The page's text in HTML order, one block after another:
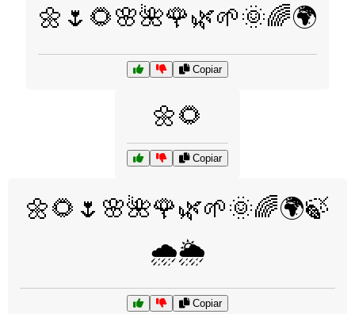
🌼🌷🌻🌸🌺🌹🌿🌱🌞🌈🌍
Copiar
🌼🌻
Copiar
🌼🌻🌷🌸🌺🌹🌿🌱🌞🌈🌍🍃
🌧️🌦️
Copiar